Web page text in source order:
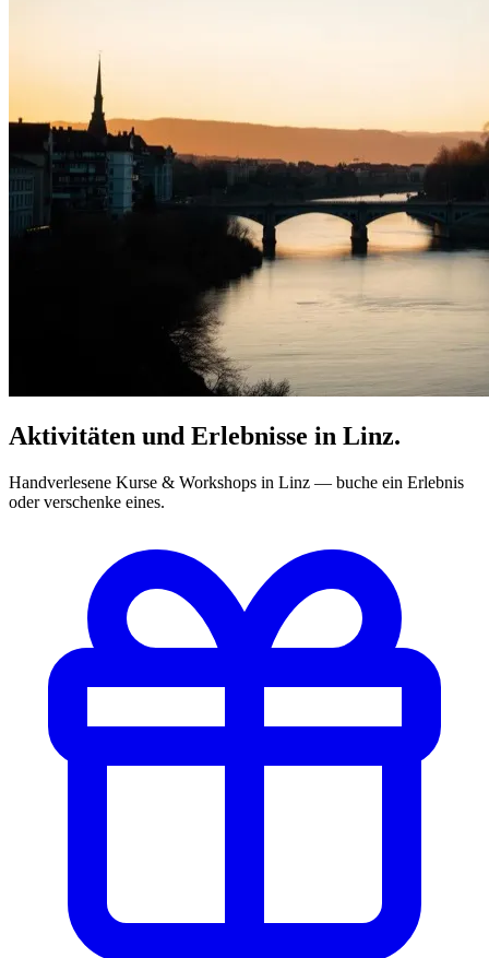
Aktivitäten und Erlebnisse in Linz.
Handverlesene Kurse & Workshops in Linz — buche ein Erlebnis
oder verschenke eines.